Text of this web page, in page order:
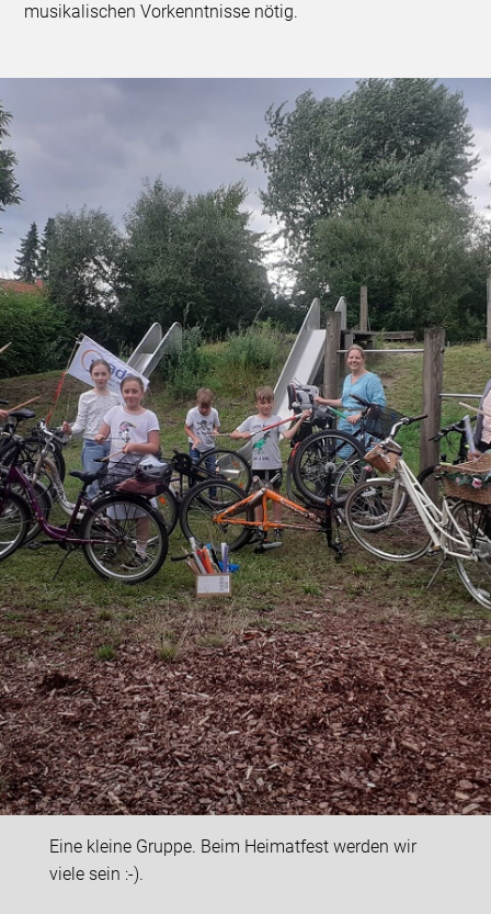
musikalischen Vorkenntnisse nötig.
Eine kleine Gruppe. Beim Heimatfest werden wir
viele sein :-).